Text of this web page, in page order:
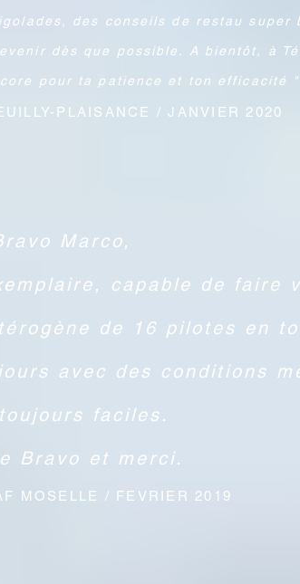
dès que possible. A bientôt, à
pour ta patience et ton efficacité
/ JOB / TITLE
des conseils de restau super
dès que possible. A bientôt, à
pour ta patience et ton efficacité "
PLAISANCE / JANVIER 2020
Marco,
capable de faire
de 16 pilotes en
avec des conditions
faciles.
Bravo et merci.
MOSELLE / FEVRIER 2019